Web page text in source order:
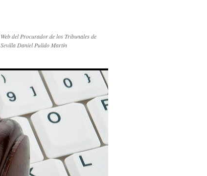
Web del Procurador de los Tribunales de
Sevilla Daniel Pulido Martín